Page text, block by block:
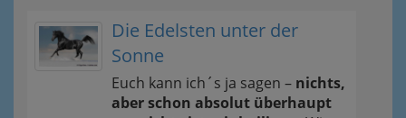
Die Edelsten unter der
Sonne
Euch kann ich´s ja sagen – nichts,
aber schon absolut überhaupt